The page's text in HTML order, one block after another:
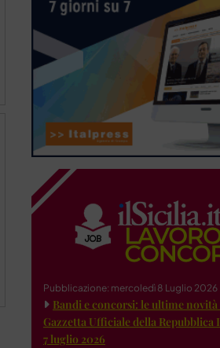
Pubblicazione: mercoledì 8 Luglio 2026
Bandi e concorsi: le ultime novità
Gazzetta Ufficiale della Repubblica
7 luglio 2026